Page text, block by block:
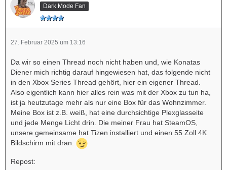
Dark Mode Fan
27. Februar 2025 um 13:16
Da wir so einen Thread noch nicht haben und, wie Konatas
Diener mich richtig darauf hingewiesen hat, das folgende nicht
in den Xbox Series Thread gehört, hier ein eigener Thread.
Also eigentlich kann hier alles rein was mit der Xbox zu tun ha,
ist ja heutzutage mehr als nur eine Box für das Wohnzimmer.
Meine Box ist z.B. weiß, hat eine durchsichtige Plexglasseite
und jede Menge Licht drin. Die meiner Frau hat SteamOS,
unsere gemeinsame hat Tizen installiert und einen 55 Zoll 4K
Bildschirm mit dran.
Repost: